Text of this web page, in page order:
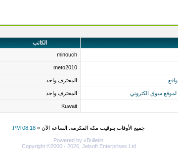
الكاتب
minouch
meto2010
المحترف واحد
المحترف واحد
Kuwait
جميع الأوقات بتوقيت مكة المكرمة. الساعة الآن » 08:18 PM
Powered by vBulletin
Copyright ©2000 - 2026, Jelsoft Enterprises Ltd.